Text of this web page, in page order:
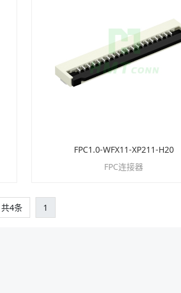
FPC1.0-WFX11-XP211-H20
FPC连接器
共4条 1